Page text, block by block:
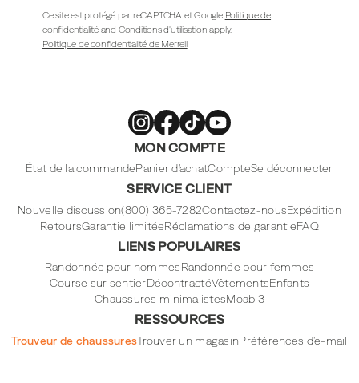
Ce site est protégé par reCAPTCHA et Google Politique de
confidentialité and Conditions d'utilisationapply.
Politique de confidentialité de Merrell
Merrell
Footwear
Merrell
Footwear
sur
Merrell
Footwear
sur
Merrell
Footwear
sur
MON COMPTE
État de la commandePanier d'achatCompteSe déconnecter
SERVICE CLIENT
Nouvelle discussion(800) 365-7282Contactez-nousExpédition
RetoursGarantie limitéeRéclamations de garantieFAQ
LIENS POPULAIRES
Randonnée pour hommesRandonnée pour femmes
Course sur sentierDécontractéVêtementsEnfants
Chaussures minimalistesMoab 3
RESSOURCES
Trouveur de chaussuresTrouver un magasinPréférences d'e-mail